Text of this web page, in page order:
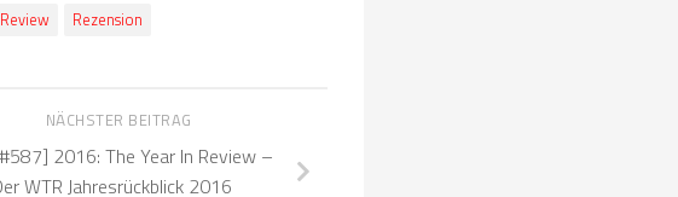
Review Rezension
NÄCHSTER BEITRAG
2016: The Year In Review –
WTR Jahresrückblick 2016